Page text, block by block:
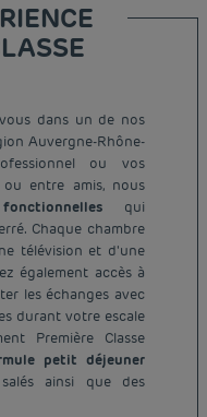
dans un de nos
Auvergne-Rhône-
ou vos
entre amis, nous
qui
Chaque chambre
télévision et d'une
également accès à
les échanges avec
durant votre escale
Première Classe
petit déjeuner
ainsi que des